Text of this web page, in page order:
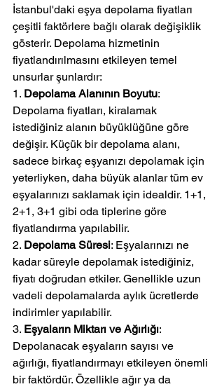
İstanbul'daki eşya depolama fiyatları
çeşitli faktörlere bağlı olarak değişiklik
gösterir. Depolama hizmetinin
fiyatlandırılmasını etkileyen temel
unsurlar şunlardır:
1. Depolama Alanının Boyutu:
Depolama fiyatları, kiralamak
istediğiniz alanın büyüklüğüne göre
değişir. Küçük bir depolama alanı,
sadece birkaç eşyanızı depolamak için
yeterliyken, daha büyük alanlar tüm ev
eşyalarınızı saklamak için idealdir. 1+1,
2+1, 3+1 gibi oda tiplerine göre
fiyatlandırma yapılabilir.
2. Depolama Süresi: Eşyalarınızı ne
kadar süreyle depolamak istediğiniz,
fiyatı doğrudan etkiler. Genellikle uzun
vadeli depolamalarda aylık ücretlerde
indirimler yapılabilir.
3. Eşyaların Miktarı ve Ağırlığı:
Depolanacak eşyaların sayısı ve
ağırlığı, fiyatlandırmayı etkileyen önemli
bir faktördür. Özellikle ağır ya da